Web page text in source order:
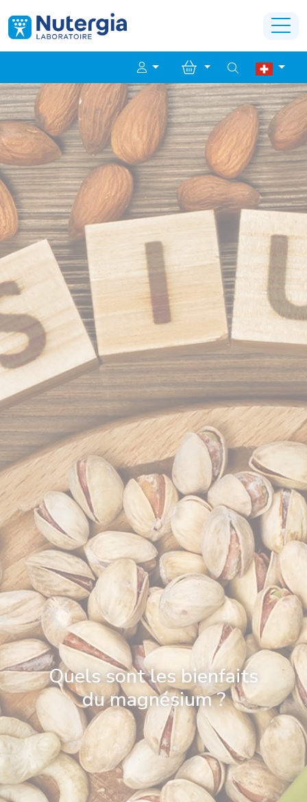
Quels sont les bienfaits
du magnésium ?